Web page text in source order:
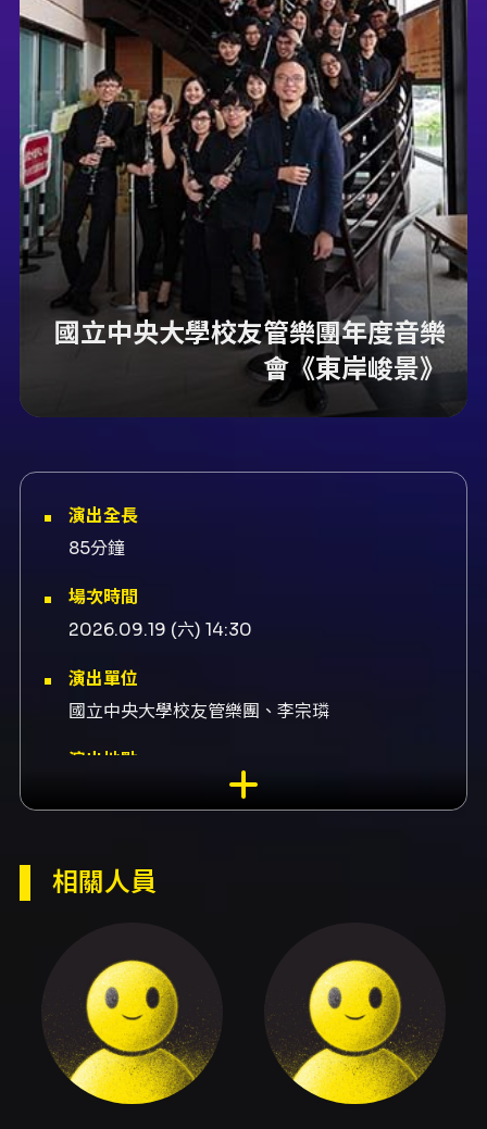
國立中央大學校友管樂團年度音樂
會《東岸峻景》
演出全長
85分鐘
場次時間
2026.09.19 (六) 14:30
演出單位
國立中央大學校友管樂團、李宗璘
演出地點
蘆洲功學社音樂廳-功學社音樂廳 新北市蘆洲區
演出團隊
內容簡介
國立中央大學校友管樂團年度音樂會《東岸峻
景》以校友情誼與音樂傳承為核心，規劃出橫跨
情感與風格的管樂曲目，呈現一場適合各年齡層
聽眾的音樂盛宴。自2017年由國立中央大學管樂
社歷屆校友發起成立以來，校友管樂團秉持在校
時期的集體演奏精神，期許在畢業後仍以音樂維
相關人員